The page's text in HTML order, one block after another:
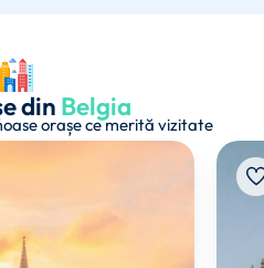
din Belgia
orașe ce merită vizitate